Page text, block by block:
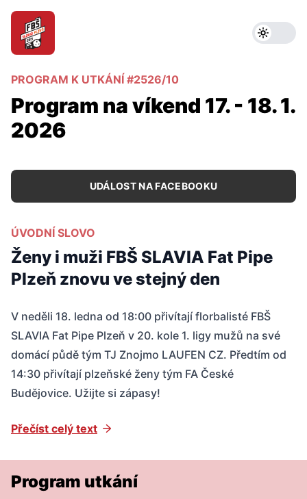
PROGRAM K UTKÁNÍ #2526/10
Program na víkend 17. - 18. 1.
2026
UDÁLOST NA FACEBOOKU
ÚVODNÍ SLOVO
Ženy i muži FBŠ SLAVIA Fat Pipe
Plzeň znovu ve stejný den
V neděli 18. ledna od 18:00 přivítají florbalisté FBŠ
SLAVIA Fat Pipe Plzeň v 20. kole 1. ligy mužů na své
domácí půdě tým TJ Znojmo LAUFEN CZ. Předtím od
14:30 přivítají plzeňské ženy tým FA České
Budějovice. Užijte si zápasy!
Přečíst celý text
Program utkání